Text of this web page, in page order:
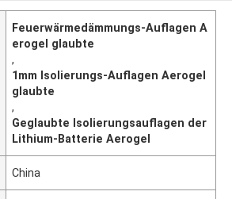
Feuerwärmedämmungs-Auflagen A
erogel glaubte
,
1mm Isolierungs-Auflagen Aerogel
glaubte
,
Geglaubte Isolierungsauflagen der
Lithium-Batterie Aerogel
China